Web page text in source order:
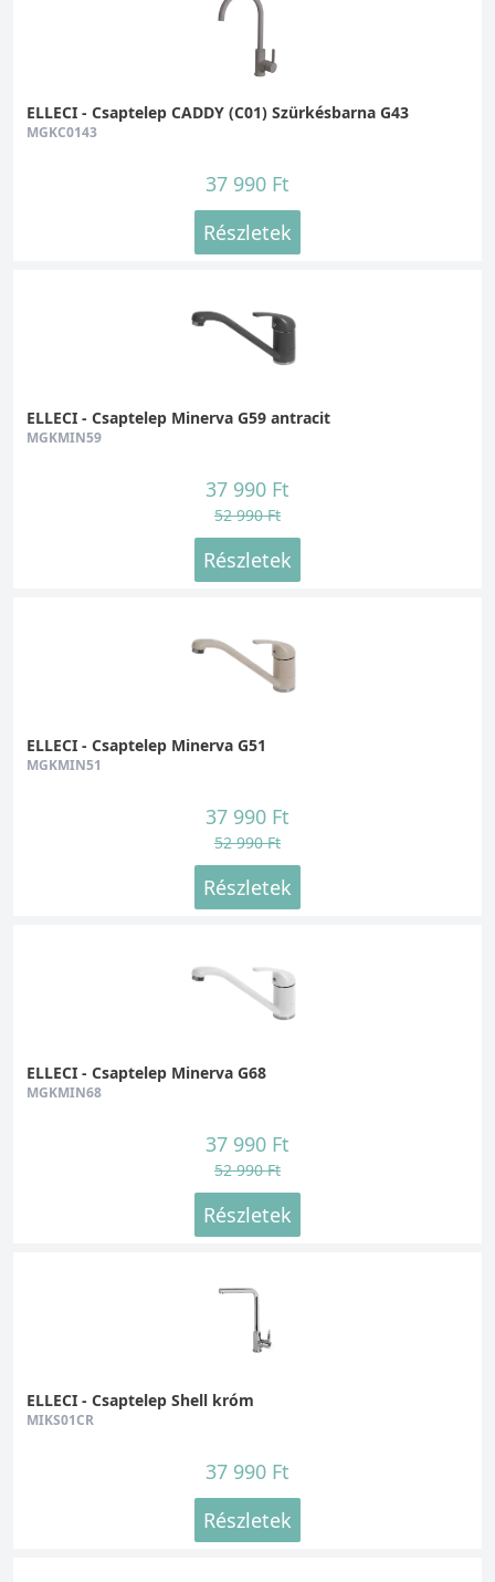
ELLECI - Csaptelep CADDY (C01) Szürkésbarna G43
MGKC0143
37 990 Ft
Részletek
ELLECI - Csaptelep Minerva G59 antracit
MGKMIN59
37 990 Ft
52 990 Ft
Részletek
ELLECI - Csaptelep Minerva G51
MGKMIN51
37 990 Ft
52 990 Ft
Részletek
ELLECI - Csaptelep Minerva G68
MGKMIN68
37 990 Ft
52 990 Ft
Részletek
ELLECI - Csaptelep Shell króm
MIKS01CR
37 990 Ft
Részletek